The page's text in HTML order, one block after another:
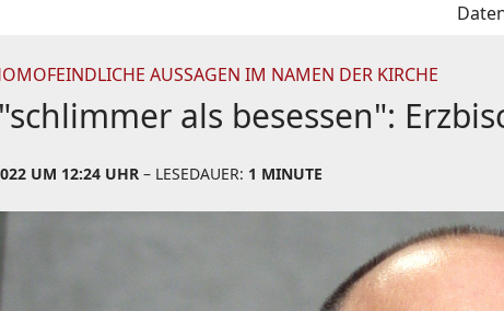
AUSSAGEN IM NAMEN DER KIRCHE
als besessen":
UM 12:24 UHR – LESEDAUER: 1 MINUTE